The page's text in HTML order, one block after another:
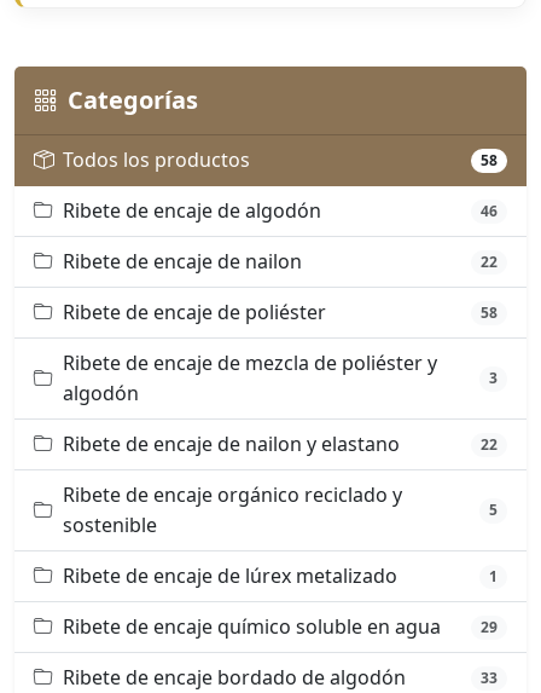
Categorías
Todos los productos 58
Ribete de encaje de algodón 46
Ribete de encaje de nailon 22
Ribete de encaje de poliéster 58
Ribete de encaje de mezcla de poliéster y
algodón
3
Ribete de encaje de nailon y elastano 22
Ribete de encaje orgánico reciclado y
sostenible
5
Ribete de encaje de lúrex metalizado 1
Ribete de encaje químico soluble en agua 29
Ribete de encaje bordado de algodón 33